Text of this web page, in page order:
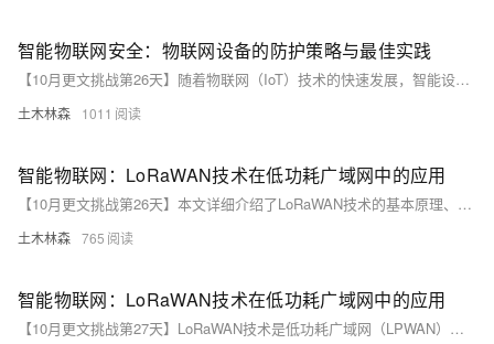
智能物联网安全：物联网设备的防护策略与最佳实践
【10月更文挑战第26天】随着物联网（IoT）技术的快速发展，智能设备已广泛应用于智能家居、工业控制和智慧城市等领域。然而，设备数量的激增也带来了严重的安全问题，如黑客攻击、数据泄露和恶意控制，对个人隐私、企业运营和国家安全构成威胁。因此，加强物联网设备的安全防护至关重要。
土木林森 1011
智能物联网：LoRaWAN技术在低功耗广域网中的应用
【10月更文挑战第26天】本文详细介绍了LoRaWAN技术的基本原理、应用场景及实际应用示例。LoRaWAN是一种低功耗、长距离的网络层协议，适用于智能城市、农业、工业监控等领域。文章通过示例代码展示了如何使用LoRaWAN传输温湿度数据，并强调了其在物联网中的重要性和广阔前景。
土木林森 765
智能物联网：LoRaWAN技术在低功耗广域网中的应用
【10月更文挑战第27天】LoRaWAN技术是低功耗广域网（LPWAN）的重要代表，以其远距离通信、低功耗和低成本部署等优势，广泛应用于智能城市、农业监测和环境监测等领域。本文介绍LoRaWAN的工作原理及其实际应用，并提供示例代码展示如何使用LoRaWAN进行数据传输。